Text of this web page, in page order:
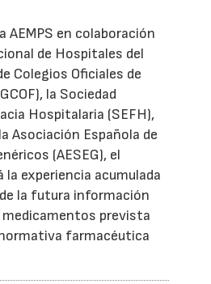
AEMPS en colaboración
de Hospitales del
Colegios Oficiales de
la Sociedad
Hospitalaria (SEFH),
Asociación Española de
(AESEG), el
experiencia acumulada
la futura información
prevista
farmacéutica